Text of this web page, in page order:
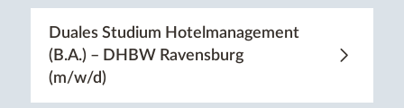
Duales Studium Hotelmanagement
(B.A.) – DHBW Ravensburg
(m/w/d)